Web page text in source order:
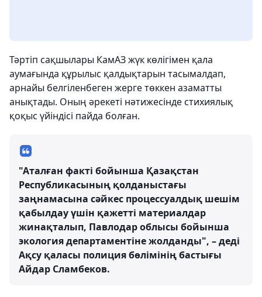
Тәртіп сақшылары КамАЗ жүк көлігімен қала
аумағында құрылыс қалдықтарын тасымалдап,
арнайы белгіленбеген жерге төккен азаматты
анықтады. Оның әрекеті нәтижесінде стихиялық
қоқыс үйіндісі пайда болған.
"Аталған факті бойынша Қазақстан
Республикасының қолданыстағы
заңнамасына сәйкес процессуалдық шешім
қабылдау үшін қажетті материалдар
жинақталып, Павлодар облысы бойынша
экология департаментіне жолданды", – деді
Ақсу қаласы полиция бөлімінің бастығы
Айдар Сламбеков.